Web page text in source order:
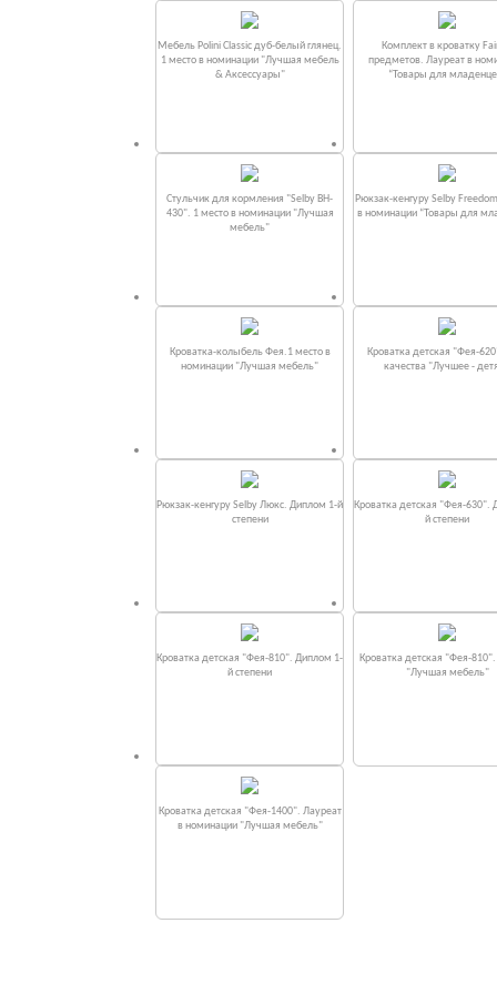
Мебель Polini Classic дуб-белый глянец.
1 место в номинации "Лучшая мебель
& Аксессуары"
Комплект в кроватку
предметов. Лауреат в
“Товары для
Стульчик для кормления "Selby BH-
430". 1 место в номинации "Лучшая
мебель"
Рюкзак-кенгуру Selby
в номинации “Товары для
Кроватка-колыбель Фея.1 место в
номинации "Лучшая мебель"
Кроватка детская "Фея-
качества "Лучшее -
Рюкзак-кенгуру Selby Люкс. Диплом 1-й
степени
Кроватка детская "Фея-630".
й степени
Кроватка детская "Фея-810". Диплом 1-
й степени
Кроватка детская "Фея-
"Лучшая мебель"
Кроватка детская "Фея-1400". Лауреат
в номинации "Лучшая мебель"